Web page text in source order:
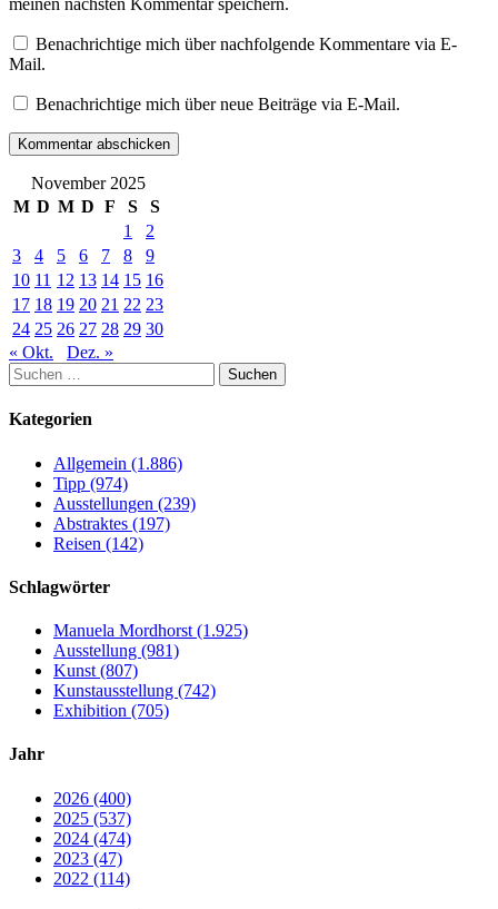
meinen nächsten Kommentar speichern.
Benachrichtige mich über nachfolgende Kommentare via E-
Mail.
Benachrichtige mich über neue Beiträge via E-Mail.
November 2025
M D M D F S
S
1
2
3
4 5 6 7 8
9
10 11 12 13 14 15 16
17 18 19 20 21 22 23
24 25 26 27 28 29 30
« Okt.
Dez. »
Suchen
nach:
Kategorien
Allgemein (1.886)
Tipp (974)
Ausstellungen (239)
Abstraktes (197)
Reisen (142)
Schlagwörter
Manuela Mordhorst (1.925)
Ausstellung (981)
Kunst (807)
Kunstausstellung (742)
Exhibition (705)
Jahr
2026 (400)
2025 (537)
2024 (474)
2023 (47)
2022 (114)